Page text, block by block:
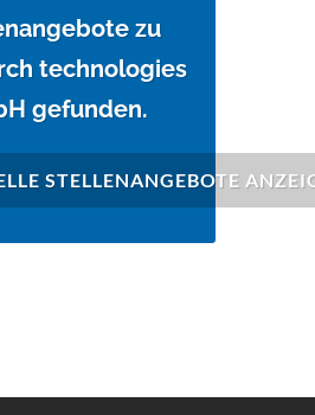
zu
technologies
gefunden.
STELLENANGEBOTE